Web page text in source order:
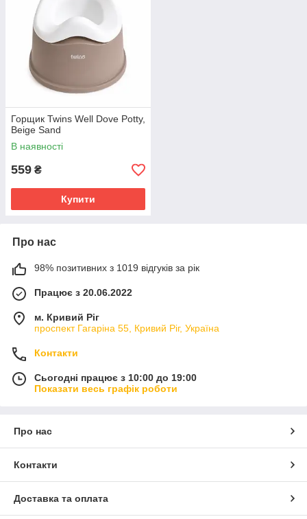
Горщик Twins Well Dove Potty,
Beige Sand
В наявності
559 ₴
Купити
Про нас
98% позитивних з 1019 відгуків за рік
Працює з 20.06.2022
м. Кривий Ріг
проспект Гагаріна 55, Кривий Ріг, Україна
Контакти
Сьогодні працює з 10:00 до 19:00
Показати весь графік роботи
Про нас
Контакти
Доставка та оплата